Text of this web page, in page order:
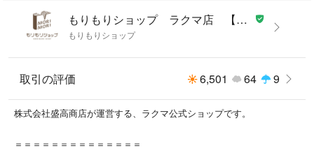
基本的にお振込を確認した翌日発送となりますが、土・日・祝日は発送作
業出来ませんのでご了承ください。
ノークレーム・ノーリターンでお願い致します。
■I■キャンセル・返品について■I■
もりもりショップ ラクマ店 【インボイス登録事業者】
もりもりショップ
取引の評価 6,501 64 9
株式会社盛高商店が運営する、ラクマ公式ショップです。
＝＝＝＝＝＝＝＝＝＝＝＝＝＝